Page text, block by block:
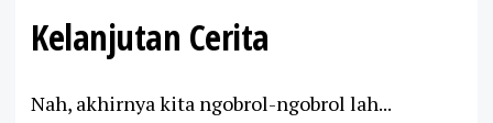
Kelanjutan Cerita
Nah, akhirnya kita ngobrol-ngobrol lah...